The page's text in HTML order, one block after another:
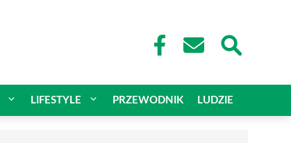
LIFESTYLE PRZEWODNIK LUDZIE